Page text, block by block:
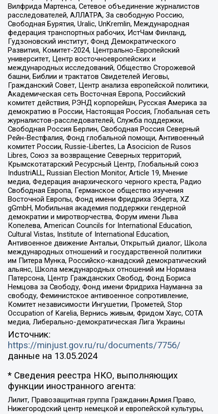
Вилфрида Мартенса, Сетевое объединение журналистов
расследователей, АЛЛАТРА, За свободную Россию,
Свободная Бурятия, Uralic, UnKremlin, Международная
федерация транспортных рабочих, ИстЧам Финланд,
Гудзоновский институт, Фонд Демократического
Развития, Комитет-2024, Центрально-Европейский
университет, Центр восточноевропейских и
международных исследований, Общество Сторожевой
башни, Библии и трактатов Свидетелей Иеговы,
Гражданский Совет, Центр анализа европейской политики,
Академическая сеть Восточная Европа, Российский
комитет действия, РЭНД корпорейшн, Русская Америка за
демократию в России, Настоящая Россия, Глобальная сеть
журналистов-расследователей, Служба поддержки,
Свободная Россия Берлин, Свободная Россия Северный
Рейн-Вестфалия, Фонд глобальной помощи, Антивоенный
комитет России, Russie-Libertes, La Asocicion de Rusos
Libres, Союз за возвращение Северных территорий,
Крымскотатарский Ресурсный Центр, Глобальный союз
IndustriALL, Russian Election Monitor, Article 19, Мнение
медиа, Федерация анархического черного креста, Радио
Свободная Европа, Германское общество изучения
Восточной Европы, Фонд имени Фридриха Эберта, XZ
gGmbH, Мобильная академия поддержки гендерной
демократии и миротворчества, Форум имени Льва
Копелева, American Councils for International Education,
Cultural Vistas, Institute of International Education,
Антивоенное движение Антальи, Открытый диалог, Школа
международных отношений и государственной политики
им Питера Мунка, Российско-канадский демократический
альянс, Школа международных отношений им Нормана
Патерсона, Центр Гражданских Свобод, Фонд Бориса
Немцова за Свободу, Фонд имени Фридриха Науманна за
свободу, Феминистское антивоенное сопротивление,
Комитет независимости Ингушетии, Прометей, Stop
Occupation of Karelia, Вернись живым, Фридом Хаус, СОТА
медиа, Либерально-демократическая Лига Украины
Источник:
https://minjust.gov.ru/ru/documents/7756/
данные на 13.05.2024
* Сведения реестра НКО, выполняющих
функции иностранного агента:
Лилит, Правозащитная группа Гражданин.Армия.Право,
Нижегородский центр немецкой и европейской культуры,